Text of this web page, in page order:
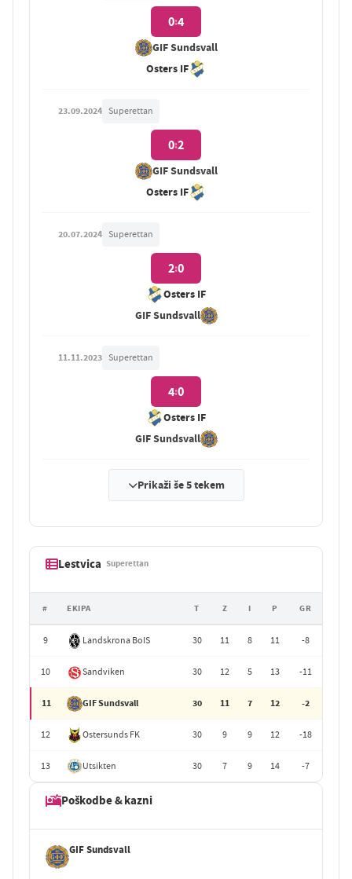
GIF Sundsvall
0:4
Osters IF
23.09.2024 Superettan
GIF Sundsvall
0:2
Osters IF
20.07.2024 Superettan
Osters IF
2:0
GIF Sundsvall
11.11.2023 Superettan
Osters IF
4:0
GIF Sundsvall
Prikaži še 5 tekem
Lestvica Superettan
# EKIPA T Z I P GR
9 Landskrona BoIS 30 11 8 11 -8
10 Sandviken 30 12 5 13 -11
11 GIF Sundsvall 30 11 7 12 -2
12 Ostersunds FK 30 9 9 12 -18
13 Utsikten 30 7 9 14 -7
Poškodbe & kazni
GIF Sundsvall